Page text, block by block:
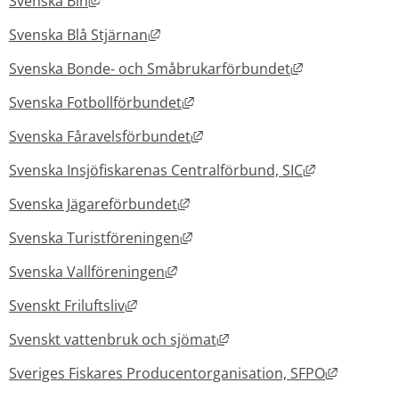
Svenska Blå Stjärnan
Länk till annan webbplats, öppnas
Svenska Bonde- och Småbrukarförbundet Länk till
Svenska Fotbollförbundet Länk till annan webbplats,
Svenska Fåravelsförbundet Länk till annan webbplats,
Svenska Insjöfiskarenas Centralförbund, SIC Länk till
Svenska Jägareförbundet Länk till annan webbplats,
Svenska Turistföreningen
Länk till annan webbplats,
Svenska Vallföreningen
Länk till annan webbplats,
Svenskt Friluftsliv Länk till annan webbplats, öppnas i
Svenskt vattenbruk och sjömat Länk till annan
Sveriges Fiskares Producentorganisation, SFPO Länk till